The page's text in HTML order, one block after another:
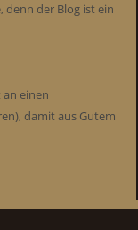
denn der Blog ist ein
einen
damit aus Gutem